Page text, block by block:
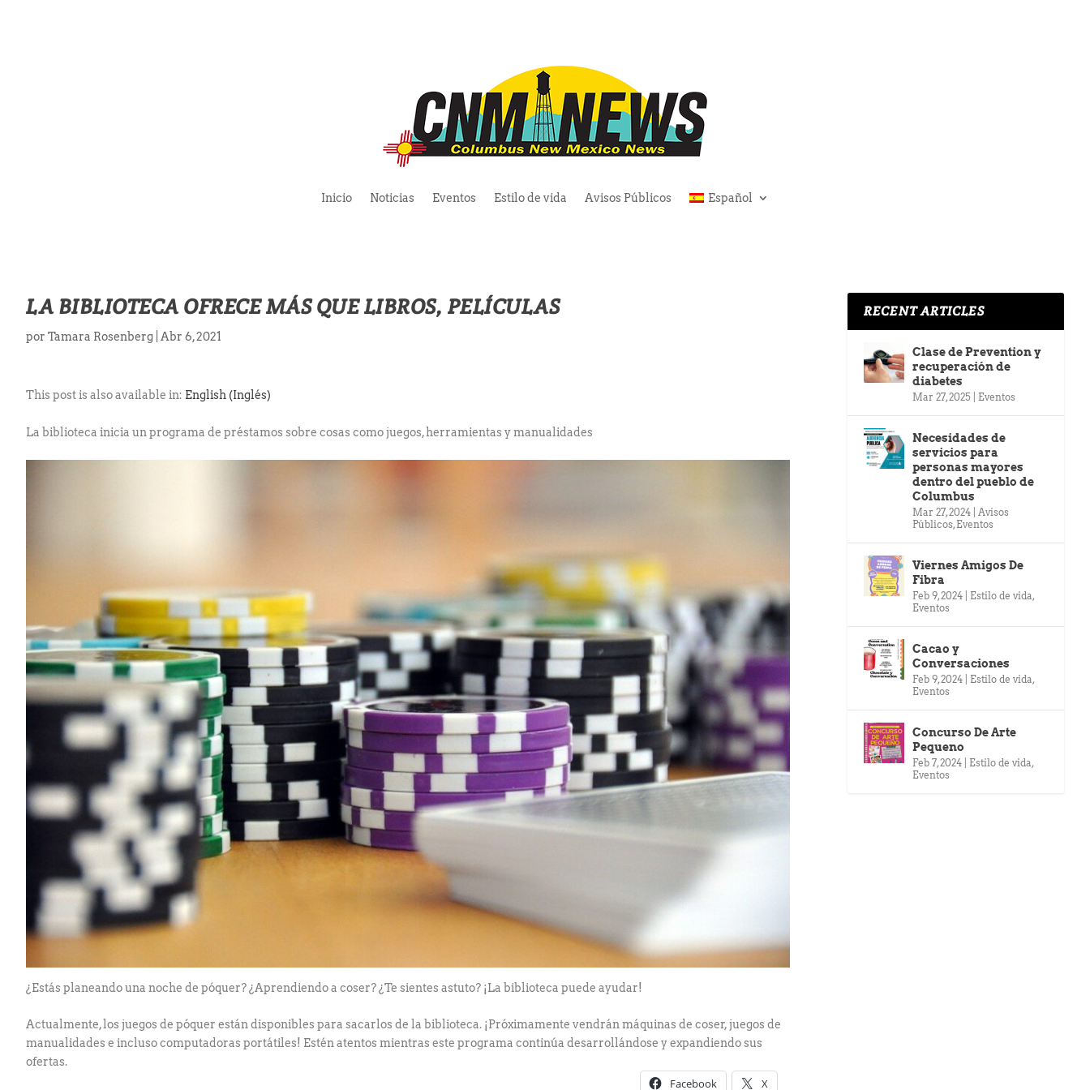
Inicio Noticias Eventos Estilo de vida Avisos Públicos Español
LA BIBLIOTECA OFRECE MÁS QUE LIBROS, PELÍCULAS
por Tamara Rosenberg Abr 6, 2021
This post is also available in: English (Inglés)
La biblioteca inicia un programa de préstamos sobre cosas como juegos, herramientas y manualidades
¿Estás planeando una noche de póquer? ¿Aprendiendo a coser? ¿Te sientes astuto? ¡La biblioteca puede ayudar!
Actualmente, los juegos de póquer están disponibles para sacarlos de la biblioteca. ¡Próximamente vendrán máquinas de coser, juegos de
manualidades e incluso computadoras portátiles! Estén atentos mientras este programa continúa desarrollándose y expandiendo sus
ofertas.
Facebook X
RECENT ARTICLES
Clase de Prevention y
recuperación de
diabetes
Mar 27, 2025| Eventos
Necesidades de
servicios para
personas mayores
dentro del pueblo de
Columbus
Mar 27, 2024| Avisos
Públicos, Eventos
Viernes Amigos De
Fibra
Feb 9, 2024| Estilo de vida,
Eventos
Cacao y
Conversaciones
Feb 9, 2024| Estilo de vida,
Eventos
Concurso De Arte
Pequeno
Feb 7, 2024| Estilo de vida,
Eventos